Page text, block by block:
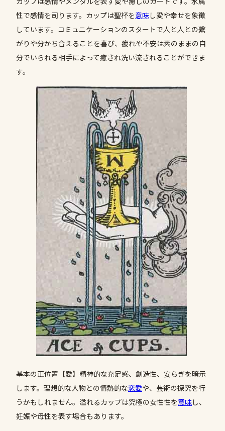
性で感情を司ります。カップは聖杯を意味し愛や幸せを象徴
しています。コミュニケーションのスタートで人と人との繋
がりや分かち合えることを喜び、疲れや不安は素のままの自
分でいられる相手によって癒され洗い流されることができま
す。
基本の正位置【愛】精神的な充足感、創造性、安らぎを暗示
します。理想的な人物との情熱的な恋愛や、芸術の探究を行
うかもしれません。溢れるカップは究極の女性性を意味し、
妊娠や母性を表す場合もあります。